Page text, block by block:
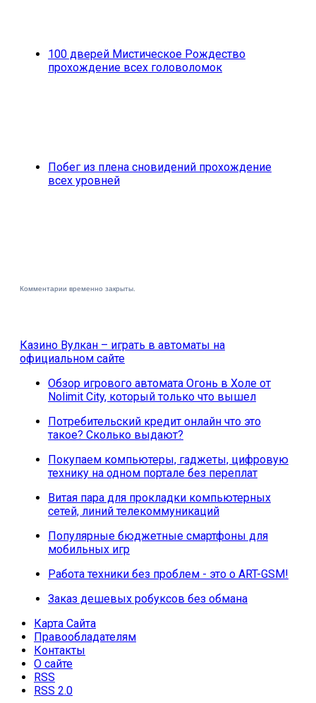
100 дверей Мистическое Рождество
прохождение всех головоломок
Побег из плена сновидений прохождение
всех уровней
Комментарии временно закрыты.
Казино Вулкан – играть в автоматы на
официальном сайте
Обзор игрового автомата Огонь в Холе от
Nolimit City, который только что вышел
Потребительский кредит онлайн что это
такое? Сколько выдают?
Покупаем компьютеры, гаджеты, цифровую
технику на одном портале без переплат
Витая пара для прокладки компьютерных
сетей, линий телекоммуникаций
Популярные бюджетные смартфоны для
мобильных игр
Работа техники без проблем - это о ART-GSM!
Заказ дешевых робуксов без обмана
Карта Сайта
Правообладателям
Контакты
О сайте
RSS
RSS 2.0